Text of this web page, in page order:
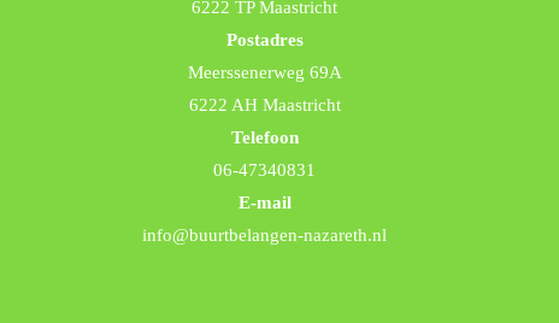
6222 TP Maastricht
Postadres
Meerssenerweg 69A
6222 AH Maastricht
Telefoon
06-47340831
E-mail
info@buurtbelangen-nazareth.nl